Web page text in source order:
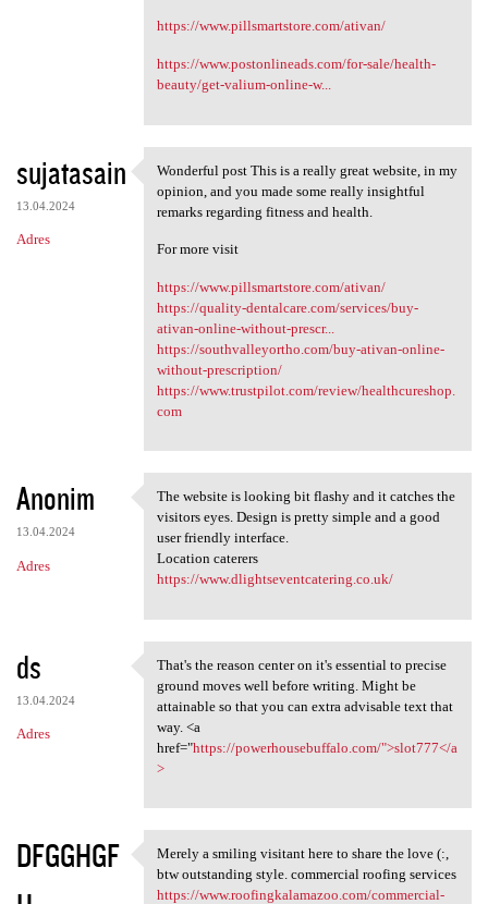
https://www.pillsmartstore.com/ativan/
https://www.postonlineads.com/for-sale/health-
beauty/get-valium-online-w...
sujatasain
13.04.2024
Adres
Wonderful post This is a
Wonderful post This is a really great website, in my
opinion, and you made some really insightful
remarks regarding fitness and health.
For more visit
https://www.pillsmartstore.com/ativan/
https://quality-dentalcare.com/services/buy-
ativan-online-without-prescr...
https://southvalleyortho.com/buy-ativan-online-
without-prescription/
https://www.trustpilot.com/review/healthcureshop.
com
Anonim
13.04.2024
Adres
The website is looking bit
The website is looking bit flashy and it catches the
visitors eyes. Design is pretty simple and a good
user friendly interface.
Location caterers
https://www.dlightseventcatering.co.uk/
ds
13.04.2024
Adres
That's the reason center on
That's the reason center on it's essential to precise
ground moves well before writing. Might be
attainable so that you can extra advisable text that
way. <a
href="https://powerhousebuffalo.com/">slot777</a
>
DFGGHGF
Merely a smiling visitant
Merely a smiling visitant here to share the love (:,
btw outstanding style. commercial roofing services
https://www.roofingkalamazoo.com/commercial-